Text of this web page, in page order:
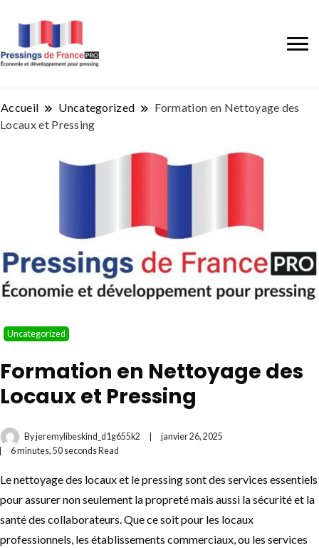
Accueil Uncategorized
Formation en Nettoyage des
Locaux et Pressing
Uncategorized
Formation en Nettoyage des
Locaux et Pressing
Byjeremylibeskind_d1g655k2
janvier 26, 2025
6 minutes, 50 seconds Read
Le nettoyage des locaux et le pressing sont des services essentiels
pour assurer non seulement la propreté mais aussi la sécurité et la
santé des collaborateurs. Que ce soit pour les locaux
professionnels, les établissements commerciaux, ou les services